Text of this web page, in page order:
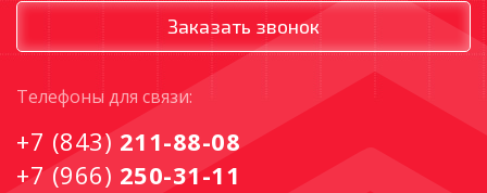
Заказать звонок
Tелефоны для связи:
+7 (843) 211-88-08
+7 (966) 250-31-11